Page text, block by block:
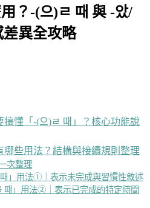
？-(으)ㄹ 때 與 -았/
差異全攻略
懂「-(으)ㄹ 때」？核心功能說
哪些用法？結構與接續規則整理
次整理
」用法①｜表示未完成與習慣性敘述
때」用法②｜表示已完成的特定時間